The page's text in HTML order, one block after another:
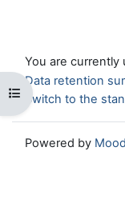
Open course index
You are currently
Data retention
Switch to the
Powered by